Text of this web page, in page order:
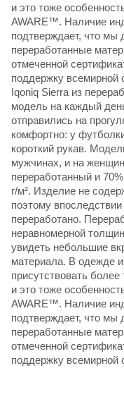
и это тоже
AWARE™. Наличие
подтверждает, что мы
переработанные
отмеченной
поддержку всемирной
Iqoniq Sierra из
модель на каждый
отправились на
комфортно: у
короткий рукав.
мужчинах, и на
переработанный и
г/м². Изделие не
поэтому
переработано.
неравномерной
увидеть небольшие
материала. В одежде
присутствовать
и это тоже
AWARE™. Наличие
подтверждает, что мы
переработанные
отмеченной
поддержку всемирной